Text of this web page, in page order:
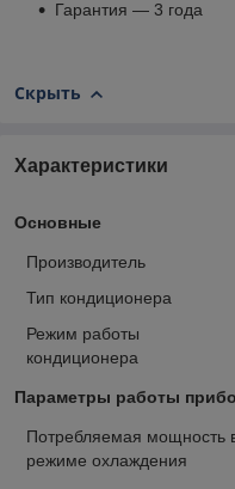
Гарантия — 3 года
Скрыть
Характеристики
Основные
Производитель
Тип кондиционера
Режим работы
кондиционера
Параметры работы
Потребляемая мощность
режиме охлаждения